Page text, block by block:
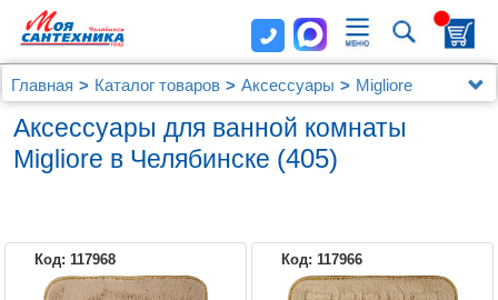
Главная Каталог товаров Аксессуары Migliore
Аксессуары для ванной комнаты
Migliore в Челябинске (405)
Код: 117968 Код: 117966